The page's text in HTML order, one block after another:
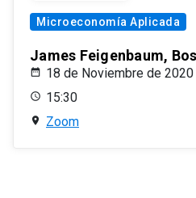
Microeconomía Aplicada
James Feigenbaum,
18 de Noviembre de 2020
15:30
Zoom